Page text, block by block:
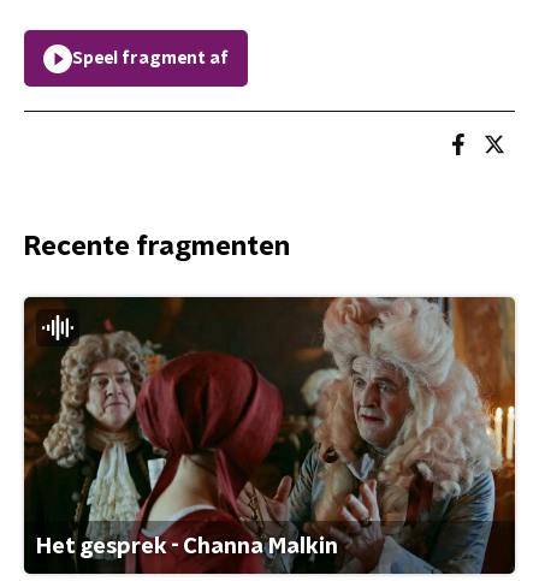
Speel fragment af
Recente fragmenten
Het gesprek - Channa Malkin